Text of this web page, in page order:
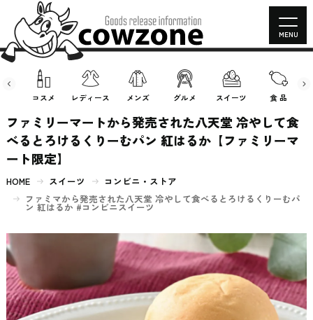
コスメ レディース メンズ グルメ スイーツ 食 品
MENU
ファミリーマートから発売された八天堂 冷やして食
べるとろけるくりーむパン 紅はるか【ファミリーマ
ート限定】
HOME スイーツ
コンビニ・ストア
ファミマから発売された八天堂 冷やして食べるとろけるくりーむパ
ン 紅はるか #コンビニスイーツ